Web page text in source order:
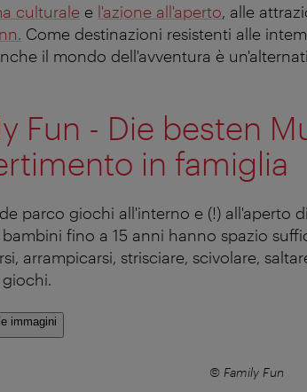
culturale e l'azione all'aperto, alle
Come destinazioni resistenti alle
il mondo dell'avventura è
Fun - Die besten
in famiglia
parco giochi all'interno e (!) all'aperto
fino a 15 anni hanno spazio
arrampicarsi, strisciare, scivolare,
giochi.
immagini
© Family Fun